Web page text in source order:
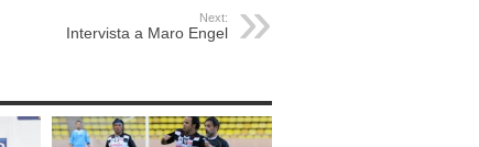
Next:
Intervista a Maro Engel